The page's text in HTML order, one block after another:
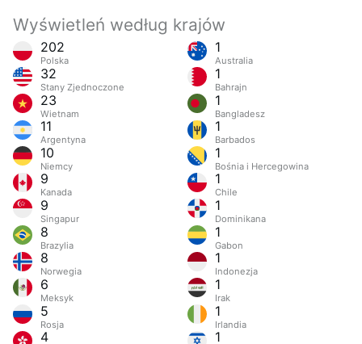
Wyświetleń według krajów
202
Polska
32
Stany Zjednoczone
23
Wietnam
11
Argentyna
10
Niemcy
9
Kanada
9
Singapur
8
Brazylia
8
Norwegia
6
Meksyk
5
Rosja
4
1
Australia
1
Bahrajn
1
Bangladesz
1
Barbados
1
Bośnia i Hercegowina
1
Chile
1
Dominikana
1
Gabon
1
Indonezja
1
Irak
1
Irlandia
1